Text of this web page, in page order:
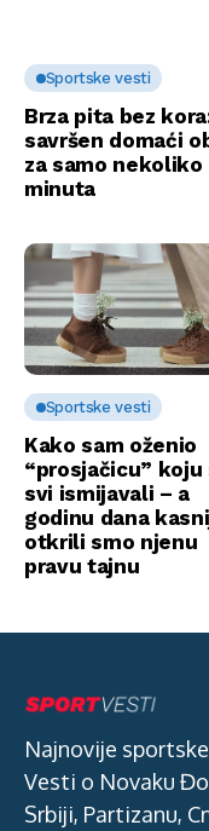
Sportske vesti
Brza pita bez
savršen domaći
za samo nekoliko
minuta
Sportske vesti
Kako sam oženio
“prosjačicu” koju
svi ismijavali – a
godinu dana
otkrili smo njenu
pravu tajnu
Najnovije
Vesti o Novaku
Srbiji, Partizanu,